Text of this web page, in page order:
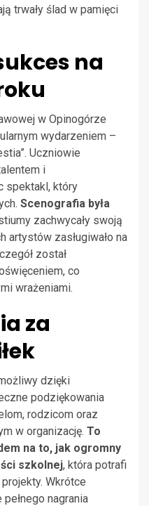
trwały ślad w pamięci
na
w Opinogórze
wydarzeniem –
Uczniowie
i
spektakl, który
Scenografia była
zachwycały swoją
artystów zasługiwało na
został
co
wrażeniami.
za
dzięki
podziękowania
rodzicom oraz
w organizację. To
na to, jak ogromny
szkolnej, która potrafi
Wkrótce
nagrania